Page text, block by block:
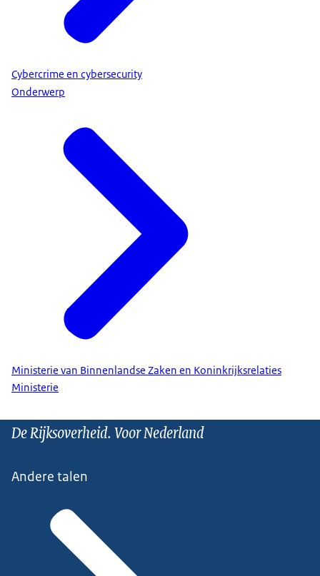
Cybercrime en cybersecurity
Onderwerp
Ministerie van Binnenlandse Zaken en Koninkrijksrelaties
Ministerie
De Rijksoverheid. Voor Nederland
Andere talen